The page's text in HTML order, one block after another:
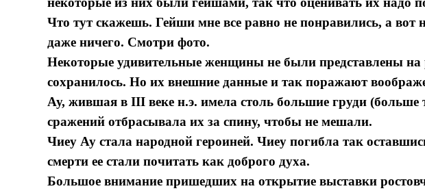
Что тут скажешь. Гейши мне все равно не понравились, а
даже ничего. Смотри фото.
Некоторые удивительные женщины не были представлены на
сохранилось. Но их внешние данные и так поражают
Ау, жившая в III веке н.э. имела столь большие груди (больше
сражений отбрасывала их за спину, чтобы не мешали.
Чиеу Ау стала народной героиней. Чиеу погибла так
смерти ее стали почитать как доброго духа.
Большое внимание пришедших на открытие выставки